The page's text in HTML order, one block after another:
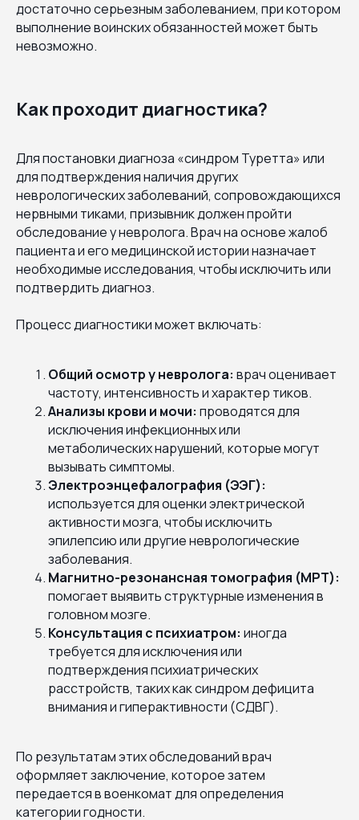
достаточно серьезным заболеванием, при котором
выполнение воинских обязанностей может быть
невозможно.
Как проходит диагностика?
Для постановки диагноза «синдром Туретта» или
для подтверждения наличия других
неврологических заболеваний, сопровождающихся
нервными тиками, призывник должен пройти
обследование у невролога. Врач на основе жалоб
пациента и его медицинской истории назначает
необходимые исследования, чтобы исключить или
подтвердить диагноз.
Процесс диагностики может включать:
Общий осмотр у невролога: врач оценивает
частоту, интенсивность и характер тиков.
Анализы крови и мочи: проводятся для
исключения инфекционных или
метаболических нарушений, которые могут
вызывать симптомы.
Электроэнцефалография (ЭЭГ):
используется для оценки электрической
активности мозга, чтобы исключить
эпилепсию или другие неврологические
заболевания.
Магнитно-резонансная томография (МРТ):
помогает выявить структурные изменения в
головном мозге.
Консультация с психиатром: иногда
требуется для исключения или
подтверждения психиатрических
расстройств, таких как синдром дефицита
внимания и гиперактивности (СДВГ).
По результатам этих обследований врач
оформляет заключение, которое затем
передается в военкомат для определения
категории годности.